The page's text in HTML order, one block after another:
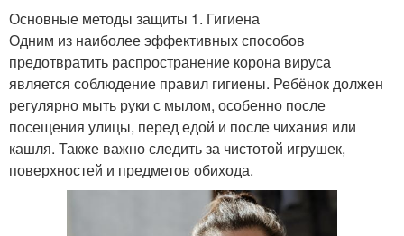
Основные методы защиты 1. Гигиена
Одним из наиболее эффективных способов
предотвратить распространение корона вируса
является соблюдение правил гигиены. Ребёнок должен
регулярно мыть руки с мылом, особенно после
посещения улицы, перед едой и после чихания или
кашля. Также важно следить за чистотой игрушек,
поверхностей и предметов обихода.